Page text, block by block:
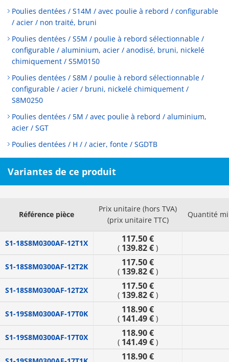
Poulies dentées / S14M / avec poulie à rebord / configurable
/ acier / non traité, bruni
Poulies dentées / S5M / poulie à rebord sélectionnable /
configurable / aluminium, acier / anodisé, bruni, nickelé
chimiquement / S5M0150
Poulies dentées / S8M / poulie à rebord sélectionnable /
configurable / acier / bruni, nickelé chimiquement /
S8M0250
Poulies dentées / 5M / avec poulie à rebord / aluminium,
acier / SGT
Poulies dentées / H / / acier, fonte / SGDTB
Variantes de ce produit
Référence pièce
Prix unitaire (hors TVA)
(prix unitaire TTC)
Quantité
S1-18S8M0300AF-12T1X 117.50 €
( 139.82 € )
S1-18S8M0300AF-12T2K 117.50 €
( 139.82 € )
S1-18S8M0300AF-12T2X 117.50 €
( 139.82 € )
S1-19S8M0300AF-17T0K 118.90 €
( 141.49 € )
S1-19S8M0300AF-17T0X 118.90 €
( 141.49 € )
118.90 €